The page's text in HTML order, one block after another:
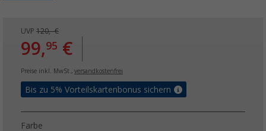
UVP 120,- €
99,95 €
Preise inkl. MwSt., versandkostenfrei
Bis zu 5% Vorteilskartenbonus sichern
Farbe